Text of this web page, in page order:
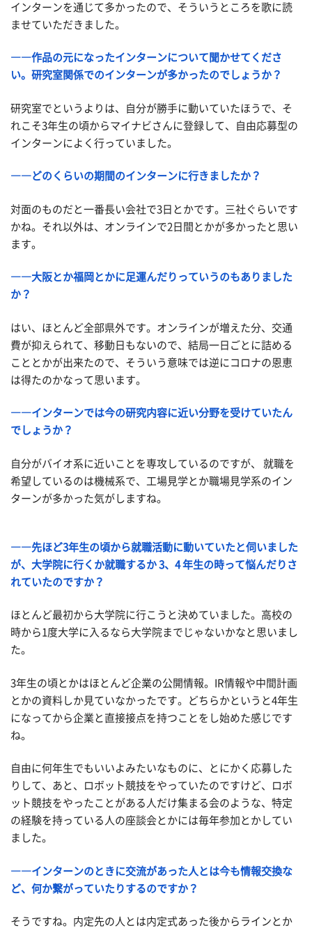
インターンを通じて多かったので、そういうところを歌に読
ませていただきました。
――作品の元になったインターンについて聞かせてくださ
い。研究室関係でのインターンが多かったのでしょうか？
研究室でというよりは、自分が勝手に動いていたほうで、そ
れこそ3年生の頃からマイナビさんに登録して、自由応募型の
インターンによく行っていました。
――どのくらいの期間のインターンに行きましたか？
対面のものだと一番長い会社で3日とかです。三社ぐらいです
かね。それ以外は、オンラインで2日間とかが多かったと思い
ます。
――大阪とか福岡とかに足運んだりっていうのもありました
か？
はい、ほとんど全部県外です。オンラインが増えた分、交通
費が抑えられて、移動日もないので、結局一日ごとに詰める
こととかが出来たので、そういう意味では逆にコロナの恩恵
は得たのかなって思います。
――インターンでは今の研究内容に近い分野を受けていたん
でしょうか？
自分がバイオ系に近いこと を専攻しているのですが、
就職を
希望しているのは機械系で、 工場見学とか職場見学系のイン
ターンが多かった気がしますね。
――先ほど3年生の頃から就職活動に動いていたと伺いました
が、大学院に行くか就職するか 3、4 年生の時って悩んだりさ
れていたのですか？
ほとんど最初から大学院に行こうと決めていました。 高校の
時から1度大学に入るなら大学院までじゃないかなと思いまし
た。
3年生の頃とかはほとんど企業の公開情報。IR情報や中間計画
とかの資料しか見ていなかったです。
どちらかというと4年生
になってから企業と直接接点を持つことをし始めた感じです
ね。
自由に何年生でもいいよみたいなものに、とにかく応募した
りして、あと、
ロボット競技を やっていたのですけど、ロボ
ット競技をやったことがある人だけ集まる会の ような、特定
の経験を持っている人の座談会とかには毎年参加とか してい
ました。
――インターンのときに交流があった人とは今も情報交換な
ど、何か繋がっていたりするのですか？
そうですね。内定先の人とは内定式あった後からラインとか